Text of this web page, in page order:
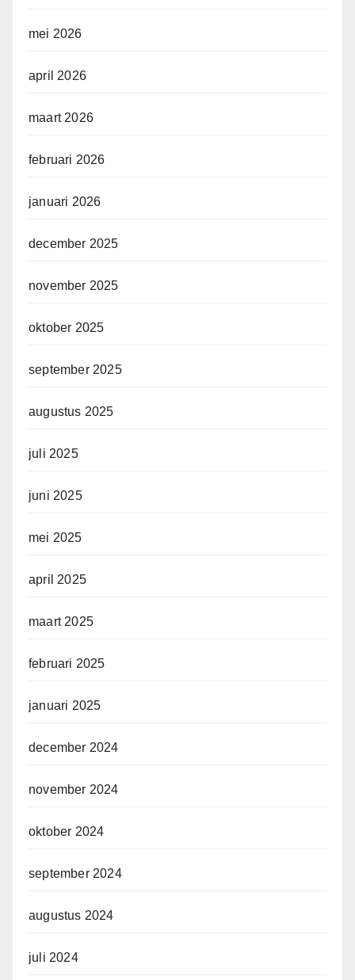
mei 2026
april 2026
maart 2026
februari 2026
januari 2026
december 2025
november 2025
oktober 2025
september 2025
augustus 2025
juli 2025
juni 2025
mei 2025
april 2025
maart 2025
februari 2025
januari 2025
december 2024
november 2024
oktober 2024
september 2024
augustus 2024
juli 2024